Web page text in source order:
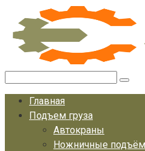
Перейти
контенту
Главная
Подъем груза
Автокраны
Ножничные